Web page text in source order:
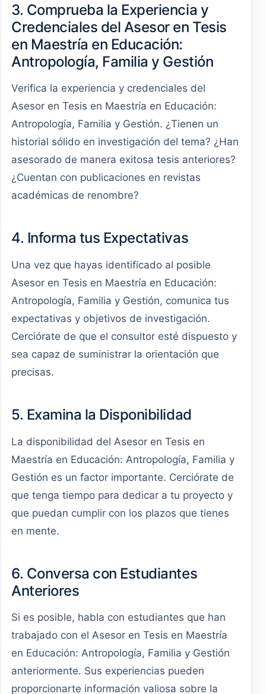
3. Comprueba la Experiencia y
Credenciales del Asesor en Tesis
en Maestría en Educación:
Antropología, Familia y Gestión
Verifica la experiencia y credenciales del
Asesor en Tesis en Maestría en Educación:
Antropología, Familia y Gestión. ¿Tienen un
historial sólido en investigación del tema? ¿Han
asesorado de manera exitosa tesis anteriores?
¿Cuentan con publicaciones en revistas
académicas de renombre?
4. Informa tus Expectativas
Una vez que hayas identificado al posible
Asesor en Tesis en Maestría en Educación:
Antropología, Familia y Gestión, comunica tus
expectativas y objetivos de investigación.
Cerciórate de que el consultor esté dispuesto y
sea capaz de suministrar la orientación que
precisas.
5. Examina la Disponibilidad
La disponibilidad del Asesor en Tesis en
Maestría en Educación: Antropología, Familia y
Gestión es un factor importante. Cerciórate de
que tenga tiempo para dedicar a tu proyecto y
que puedan cumplir con los plazos que tienes
en mente.
6. Conversa con Estudiantes
Anteriores
Si es posible, habla con estudiantes que han
trabajado con el Asesor en Tesis en Maestría
en Educación: Antropología, Familia y Gestión
anteriormente. Sus experiencias pueden
proporcionarte información valiosa sobre la